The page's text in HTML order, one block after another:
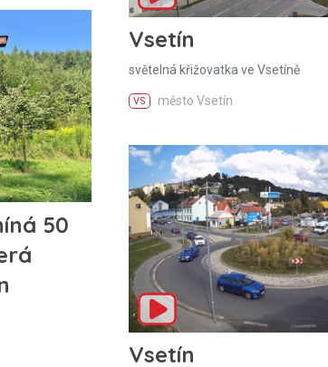
50
Vsetín
světelná křižovatka ve Vsetíně
VS město Vsetín
Vsetín